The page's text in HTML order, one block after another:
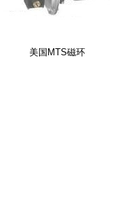
美国MTS磁环